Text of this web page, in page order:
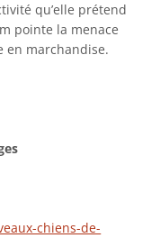
qu’elle prétend
pointe la menace
en marchandise.
chiens-de-